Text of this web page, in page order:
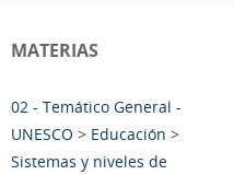
MATERIAS
02 - Temático General -
UNESCO > Educación >
Sistemas y niveles de